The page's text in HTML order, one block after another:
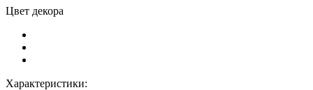
Цвет декора
Характеристики: